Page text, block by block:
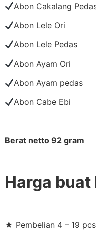
Abon Cakalang
Abon Lele Ori
Abon Lele Pedas
Abon Ayam Ori
Abon Ayam pedas
Abon Cabe Ebi
Berat netto 92 gram
Harga buat
★ Pembelian 4 – 19